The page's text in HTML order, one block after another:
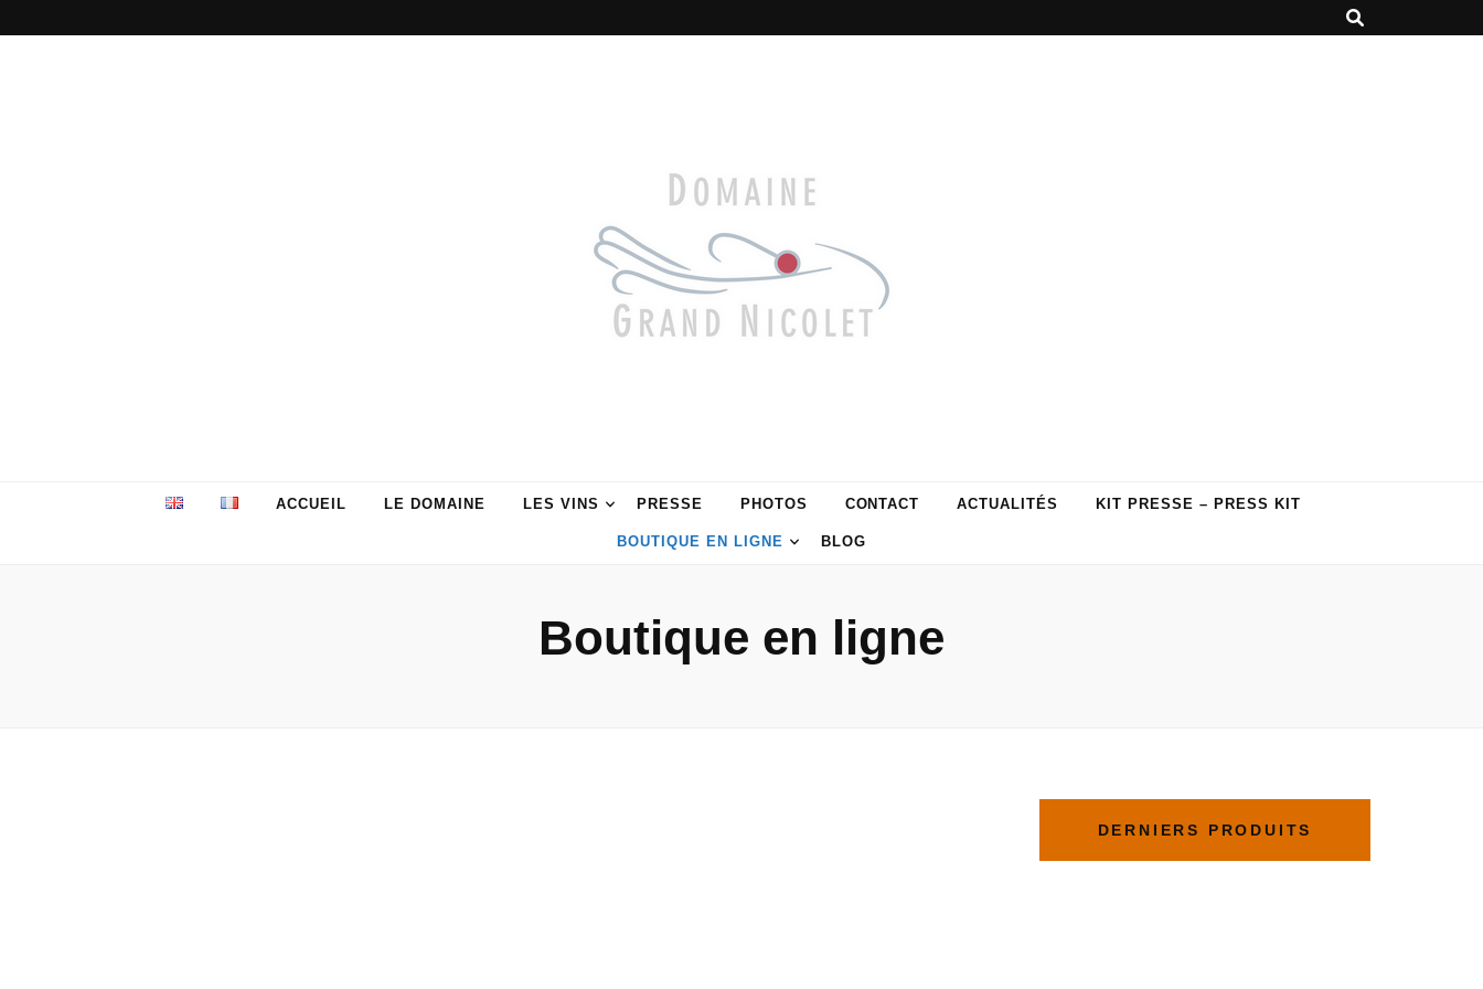
ACCUEIL LE DOMAINE LES VINS PRESSE PHOTOS CONTACT ACTUALITÉS KIT PRESSE – PRESS KIT
BOUTIQUE EN LIGNE BLOG
Boutique en ligne
DERNIERS PRODUITS